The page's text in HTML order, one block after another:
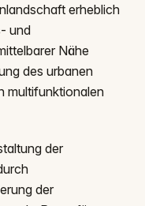
erheblich
und
Nähe
des urbanen
multifunktionalen
der
der